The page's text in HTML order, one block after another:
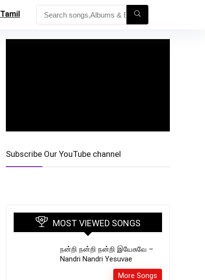
Tamil
Subscribe Our YouTube channel
MOST VIEWED SONGS
நன்றி நன்றி நன்றி இயேசுவே –
Nandri Nandri Yesuvae
More Songs